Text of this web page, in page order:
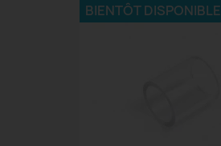
BIENTÔT DISPONIBLE